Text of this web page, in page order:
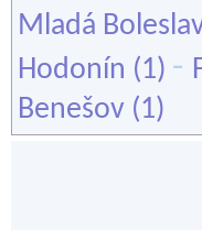
Mladá
Hodonín (1) -
Benešov (1)